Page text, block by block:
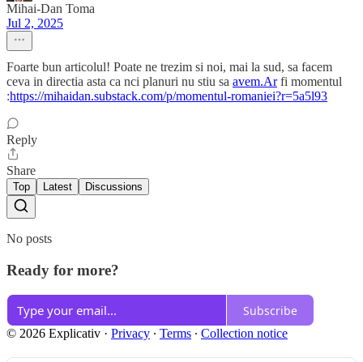
Mihai-Dan Toma
Jul 2, 2025
Foarte bun articolul! Poate ne trezim si noi, mai la sud, sa facem
ceva in directia asta ca nci planuri nu stiu sa avem.Arfi momentul
:https://mihaidan.substack.com/p/momentul-romaniei?r=5a5l93
Reply
Share
Top Latest Discussions
No posts
Ready for more?
Subscribe
© 2026 Explicativ · Privacy ∙ Terms ∙ Collection notice